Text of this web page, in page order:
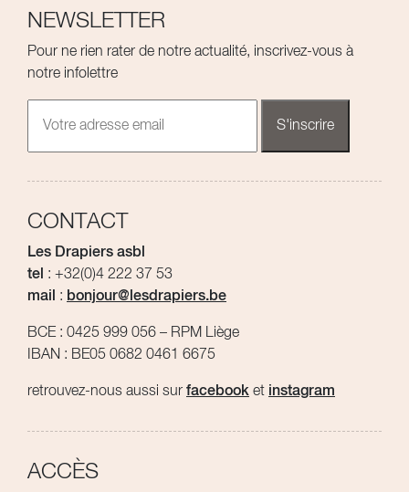
NEWSLETTER
Pour ne rien rater de notre actualité, inscrivez-vous à
notre infolettre
CONTACT
Les Drapiers asbl
tel : +32(0)4 222 37 53
mail
: bonjour@lesdrapiers.be
BCE : 0425 999 056 – RPM Liège
IBAN : BE05 0682 0461 6675
retrouvez-nous aussi sur facebook et instagram
ACCÈS